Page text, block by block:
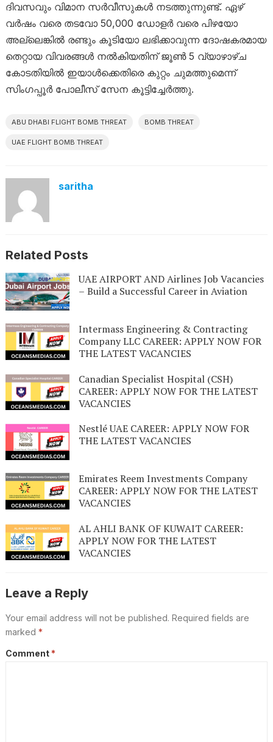
ദിവസവും വിമാന സർവീസുകൾ നടത്തുന്നുണ്ട്. ഏഴ്
വർഷം വരെ തടവോ 50,000 ഡോളർ വരെ പിഴയോ
അല്ലെങ്കിൽ രണ്ടും കൂടിയോ ലഭിക്കാവുന്ന ദോഷകരമായ
തെറ്റായ വിവരങ്ങൾ നൽകിയതിന് ജൂൺ 5 വ്യാഴാഴ്ച
കോടതിയിൽ ഇയാൾക്കെതിരെ കുറ്റം ചുമത്തുമെന്ന്
സിംഗപ്പൂർ പോലീസ് സേന കൂട്ടിച്ചേർത്തു.
ABU DHABI FLIGHT BOMB THREAT BOMB THREAT
UAE FLIGHT BOMB THREAT
saritha
Related Posts
UAE AIRPORT AND Airlines Job Vacancies
– Build a Successful Career in Aviation
Intermass Engineering & Contracting
Company LLC CAREER: APPLY NOW FOR
THE LATEST VACANCIES
Canadian Specialist Hospital (CSH)
CAREER: APPLY NOW FOR THE LATEST
VACANCIES
Nestlé UAE CAREER: APPLY NOW FOR
THE LATEST VACANCIES
Emirates Reem Investments Company
CAREER: APPLY NOW FOR THE LATEST
VACANCIES
AL AHLI BANK OF KUWAIT CAREER:
APPLY NOW FOR THE LATEST
VACANCIES
Leave a Reply
Your email address will not be published. Required fields are
marked *
Comment *